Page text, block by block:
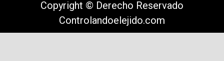
Copyright © Derecho Reservado
Controlandoelejido.com